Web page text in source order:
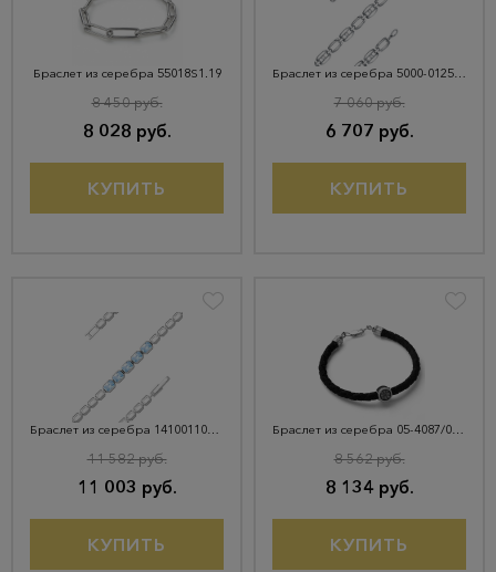
Браслет из серебра 55018S1.19
8 028 руб.
8 450 руб.
КУПИТЬ
Браслет из серебра 5000-0125_f-701
6 707 руб.
7 060 руб.
КУПИТЬ
Браслет из серебра 14100110985-501
11 003 руб.
11 582 руб.
КУПИТЬ
Браслет из серебра 05-4087/00ЧБ-17
8 134 руб.
8 562 руб.
КУПИТЬ